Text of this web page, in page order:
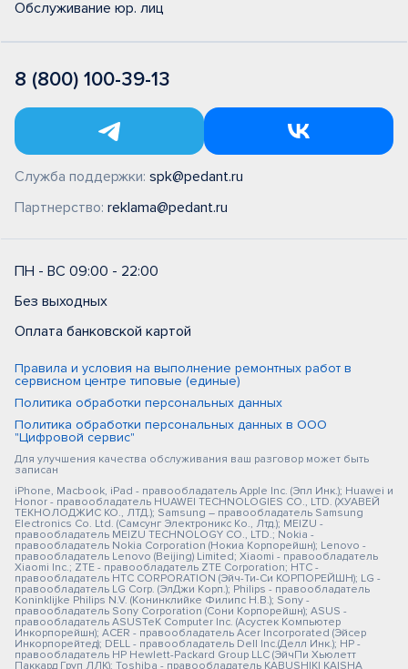
Обслуживание юр. лиц
8 (800) 100-39-13
Служба поддержки: spk@pedant.ru
Партнерство: reklama@pedant.ru
ПН - ВС 09:00 - 22:00
Без выходных
Оплата банковской картой
Правила и условия на выполнение ремонтных работ в
сервисном центре типовые (единые)
Политика обработки персональных данных
Политика обработки персональных данных в ООО
"Цифровой сервис"
Для улучшения качества обслуживания ваш разговор может быть
записан
iPhone, Macbook, iPad - правообладатель Apple Inc. (Эпл Инк.); Huawei и
Honor - правообладатель HUAWEI TECHNOLOGIES CO., LTD. (ХУАВЕЙ
ТЕКНОЛОДЖИС КО., ЛТД.); Samsung – правообладатель Samsung
Electronics Co. Ltd. (Самсунг Электроникс Ко., Лтд.); MEIZU -
правообладатель MEIZU TECHNOLOGY CO., LTD.; Nokia -
правообладатель Nokia Corporation (Нокиа Корпорейшн); Lenovo -
правообладатель Lenovo (Beijing) Limited; Xiaomi - правообладатель
Xiaomi Inc.; ZTE - правообладатель ZTE Corporation; HTC -
правообладатель HTC CORPORATION (Эйч-Ти-Си КОРПОРЕЙШН); LG -
правообладатель LG Corp. (ЭлДжи Корп.); Philips - правообладатель
Koninklijke Philips N.V. (Конинклийке Филипс Н.В.); Sony -
правообладатель Sony Corporation (Сони Корпорейшн); ASUS -
правообладатель ASUSTeK Computer Inc. (Асустек Компьютер
Инкорпорейшн); ACER - правообладатель Acer Incorporated (Эйсер
Инкорпорейтед); DELL - правообладатель Dell Inc.(Делл Инк.); HP -
правообладатель HP Hewlett-Packard Group LLC (ЭйчПи Хьюлетт
Паккард Груп ЛЛК); Toshiba - правообладатель KABUSHIKI KAISHA